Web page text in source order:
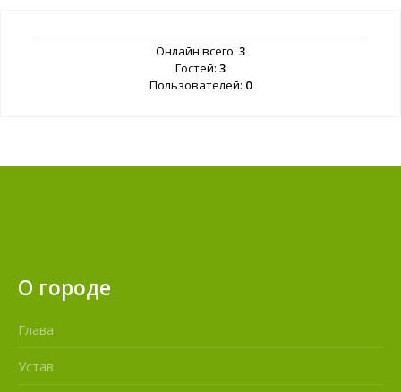
Онлайн всего: 3
Гостей: 3
Пользователей: 0
О городе
Глава
Устав